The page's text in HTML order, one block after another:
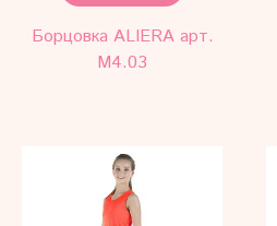
Борцовка ALIERA арт.
М4.03